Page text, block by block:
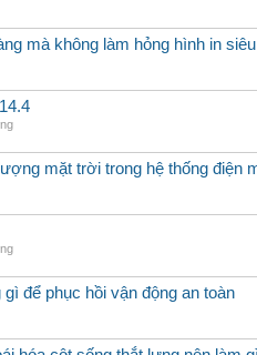
mà không làm hỏng hình in
mặt trời trong hệ thống điện
để phục hồi vận động an toàn